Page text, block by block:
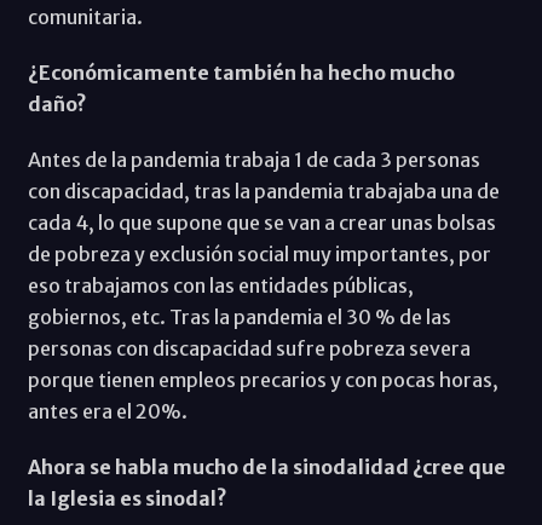
comunitaria.
¿Económicamente también ha hecho mucho
daño?
Antes de la pandemia trabaja 1 de cada 3 personas
con discapacidad, tras la pandemia trabajaba una de
cada 4, lo que supone que se van a crear unas bolsas
de pobreza y exclusión social muy importantes, por
eso trabajamos con las entidades públicas,
gobiernos, etc. Tras la pandemia el 30 % de las
personas con discapacidad sufre pobreza severa
porque tienen empleos precarios y con pocas horas,
antes era el 20%.
Ahora se habla mucho de la sinodalidad ¿cree que
la Iglesia es sinodal?